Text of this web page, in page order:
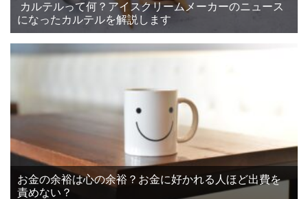
カルテルって何？アイスクリームメーカーのニュース
になったカルテルを解説します
お金の余裕は心の余裕？お金に好かれる人ほど出費を
責めない？